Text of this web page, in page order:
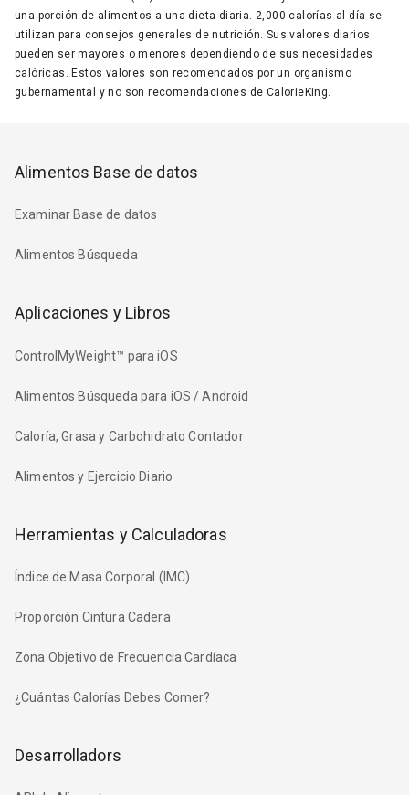
una porción de alimentos a una dieta diaria. 2,000 calorías al día se
utilizan para consejos generales de nutrición. Sus valores diarios
pueden ser mayores o menores dependiendo de sus necesidades
calóricas. Estos valores son recomendados por un organismo
gubernamental y no son recomendaciones de CalorieKing.
Alimentos Base de datos
Examinar Base de datos
Alimentos Búsqueda
Aplicaciones y Libros
ControlMyWeight™ para iOS
Alimentos Búsqueda para iOS / Android
Caloría, Grasa y Carbohidrato Contador
Alimentos y Ejercicio Diario
Herramientas y Calculadoras
Índice de Masa Corporal (IMC)
Proporción Cintura Cadera
Zona Objetivo de Frecuencia Cardíaca
¿Cuántas Calorías Debes Comer?
Desarrolladors